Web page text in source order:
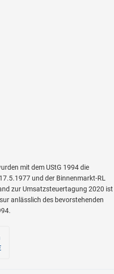
mit dem UStG 1994 die
und der Binnenmarkt-RL
zur Umsatzsteuertagung 2020 ist
anlässlich des bevorstehenden